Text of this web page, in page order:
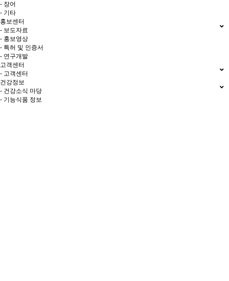
- 장어
- 기타
홍보센터
- 보도자료
- 홍보영상
- 특허 및 인증서
- 연구개발
고객센터
- 고객센터
건강정보
- 건강소식 마당
- 기능식품 정보